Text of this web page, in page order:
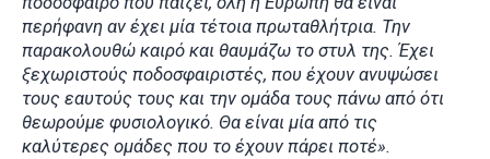
περήφανη αν έχει μία τέτοια πρωταθλήτρια. Την
παρακολουθώ καιρό και θαυμάζω το στυλ της. Έχει
ξεχωριστούς ποδοσφαιριστές, που έχουν ανυψώσει
τους εαυτούς τους και την ομάδα τους πάνω από ότι
θεωρούμε φυσιολογικό. Θα είναι μία από τις
καλύτερες ομάδες που το έχουν πάρει ποτέ».